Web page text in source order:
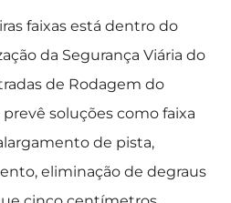
faixas está dentro do
da Segurança Viária do
de Rodagem do
prevê soluções como faixa
de pista,
eliminação de degraus